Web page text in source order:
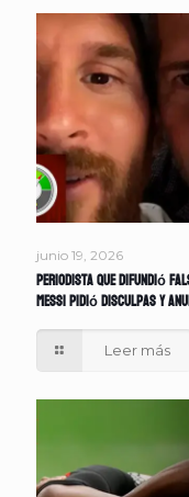
junio 19, 2026
Periodista que difundió
Messi pidió disculpas y
Leer más